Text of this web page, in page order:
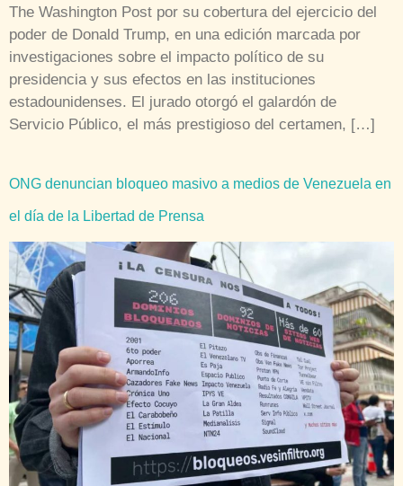
The Washington Post por su cobertura del ejercicio del
poder de Donald Trump, en una edición marcada por
investigaciones sobre el impacto político de su
presidencia y sus efectos en las instituciones
estadounidenses. El jurado otorgó el galardón de
Servicio Público, el más prestigioso del certamen, […]
ONG denuncian bloqueo masivo a medios de Venezuela en
el día de la Libertad de Prensa